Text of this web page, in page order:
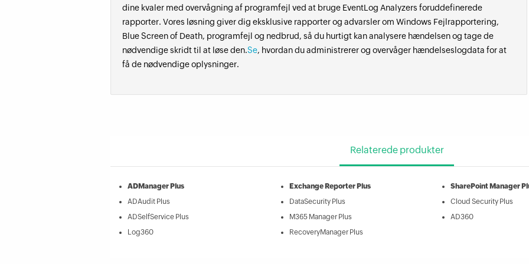
dine kvaler med overvågning af programfejl ved at bruge EventLog Analyzers foruddefinerede
rapporter. Vores løsning giver dig eksklusive rapporter og advarsler om Windows Fejlrapportering,
Blue Screen of Death, programfejl og nedbrud, så du hurtigt kan analysere hændelsen og tage de
nødvendige skridt til at løse den.Se, hvordan du administrerer og overvåger hændelseslogdata for at
få de nødvendige oplysninger.
Relaterede produkter
ADManager Plus
ADAudit Plus
ADSelfService Plus
Log360
Exchange Reporter Plus
DataSecurity Plus
M365 Manager Plus
RecoveryManager Plus
SharePoint Manager
Cloud Security Plus
AD360